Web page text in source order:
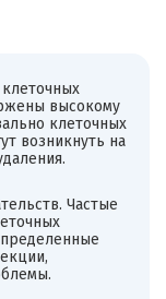
высокому
клеточных
возникнуть на
Частые